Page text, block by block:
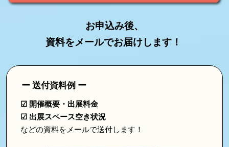
お申込み後、
資料をメールでお届けします！
ー 送付資料例 ー
☑ 開催概要・出展料金
☑ 出展スペース空き状況
などの資料をメールで送付します！